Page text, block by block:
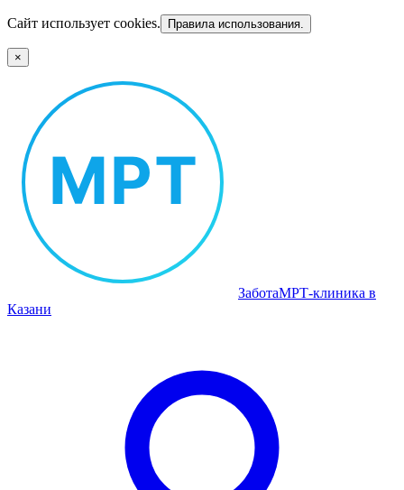
Сайт использует cookies. Правила использования.
×
ЗаботаМРТ‑клиника в
Казани